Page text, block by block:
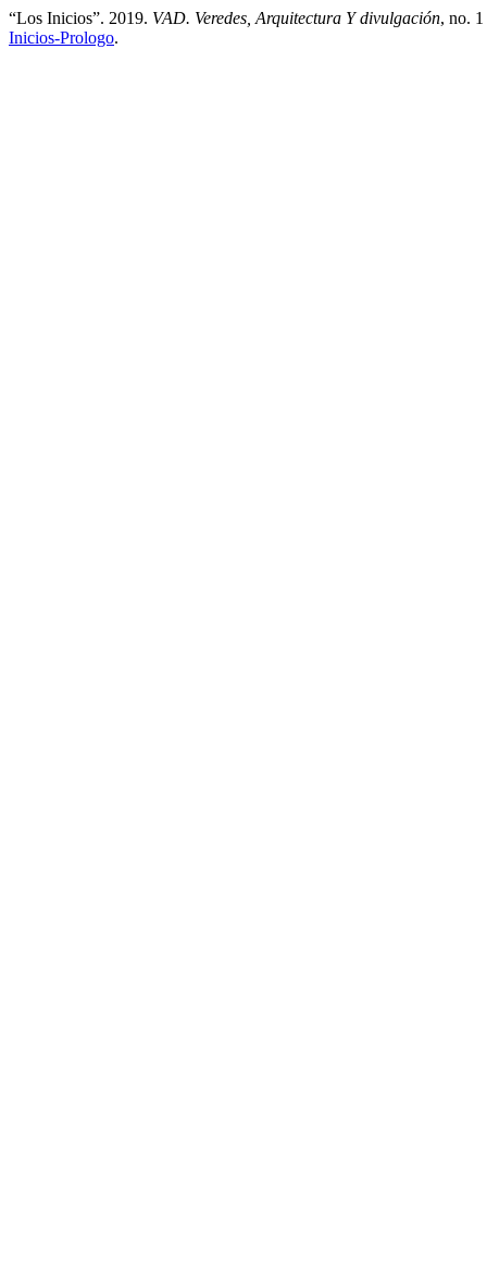
“Los Inicios”. 2019. VAD. Veredes, Arquitectura Y divulgación, no.
Inicios-Prologo.